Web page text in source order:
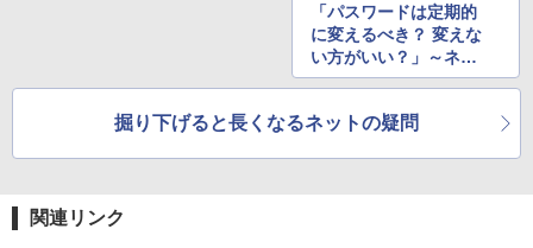
「パスワードは定期的
に変えるべき？ 変えな
い方がいい？」～ネッ
トの疑問をIIJに聞きま
掘り下げると長くなるネットの疑問
関連リンク